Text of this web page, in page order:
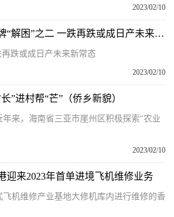
2023/02/10
天天新动态：合资品牌“解困”之二 一跌再跌或成日产未来新常态
跌或成日产未来新常态
2023/02/10
”进村帮“芒”（侨乡新貌）
来，海南省三亚市崖州区积极探索“农业
2023/02/10
迎来2023年首单进境飞机维修业务
机维修产业基地大修机库内进行维修的香